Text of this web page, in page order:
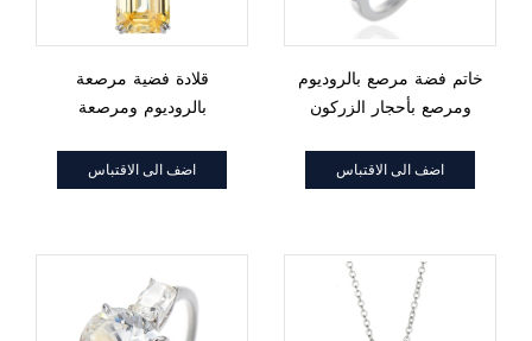
قلادة فضية مرصعة
بالروديوم ومرصعة
والأبيض المدبب بقطع
الزمرد
اضف الى الاقتباس
خاتم فضة مرصع بالروديوم
ومرصع بأحجار الزركون
المقطوعة على شكل زمرد
اضف الى الاقتباس